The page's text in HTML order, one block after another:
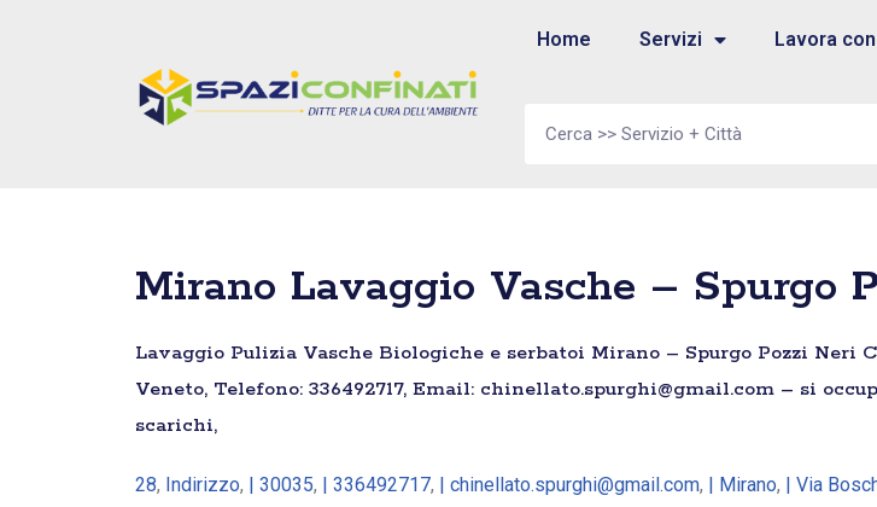
Home Servizi Lavora
Mirano Lavaggio Vasche – Spurgo
Lavaggio Pulizia Vasche Biologiche e serbatoi Mirano – Spurgo Pozzi Neri
Veneto, Telefono: 336492717, Email: chinellato.spurghi@gmail.com – si
scarichi,
28, Indirizzo, | 30035, | 336492717, | chinellato.spurghi@gmail.com, | Mirano, | Via